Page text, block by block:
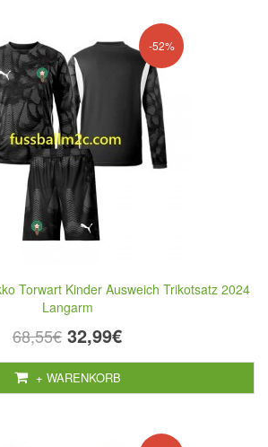
-52%
Torwart Kinder Ausweich Trikotsatz 2024
Langarm
68,55€ 32,99€
+ WARENKORB